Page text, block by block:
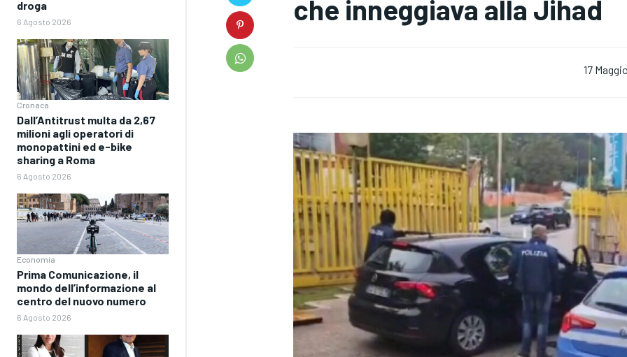
droga
6 Agosto 2026
Cronaca
Dall’Antitrust multa da 2,67
milioni agli operatori di
monopattini ed e-bike
sharing a Roma
6 Agosto 2026
Economia
Prima Comunicazione, il
mondo dell’informazione al
centro del nuovo numero
6 Agosto 2026
che inneggiava alla Jihad
17